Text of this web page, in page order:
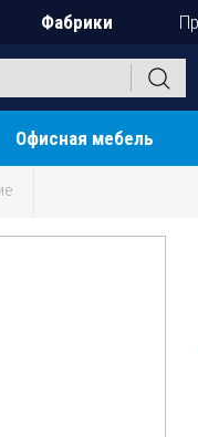
Фабрики
Офисная мебель